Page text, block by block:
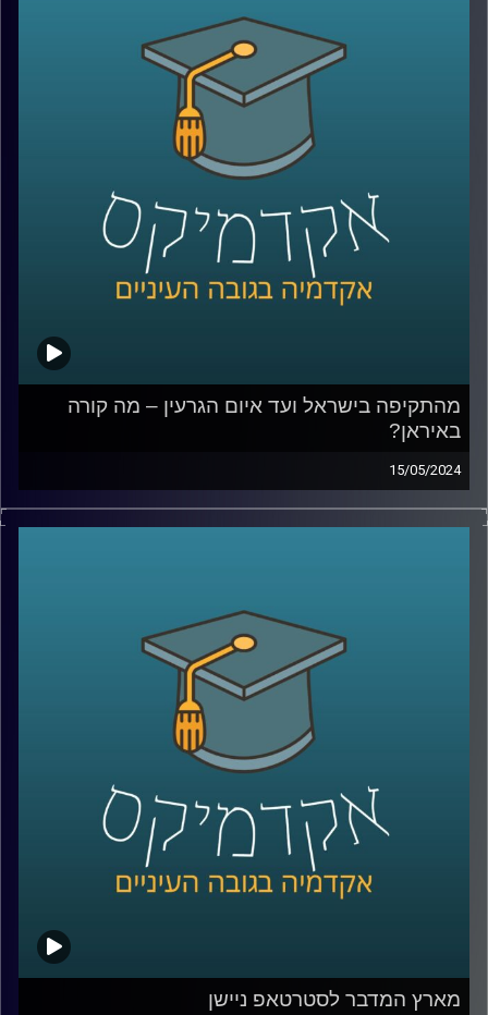
בעזה שבה איבד חמאס חלק ניכר מיכולותיו הצבאיות. רבים
סבורים שסינוואר פועל באופן שאינו רציונלי,לעומתם, יש
הטוענים שאמנם הוא פסיכופט, אך הוא מקבל החלטות
מחקר במעבדה לקבלת החלטות ממוחשבות באוניברסיטת
רייכמן מנסה להעריך את מידת הרציונליות בהחלטותיו של
סינוואר ולהבין את השיקולים והתהליכים המובילים להחלטות
אלו, תוך התחשבות במרכיבים פסיכולוגיים ואידאולוגיים.
אז איתנו כאן פרופ׳ אלכס מינץ, פרופ׳ אלכס מינץ, ראש
המעבדה לקבלת החלטות ממוחשבת, אוניברסיטת רייכמן.
מהתקיפה בישראל ועד איום הגרעין – מה קורה
באיראן?
15/05/2024
בליל ה- 14 באפריל, בזמן שאנחנו חיכינו בחרדה למתקפת
הטילים והכטב"מים מאיראן , היו כאלו גם בצד השני שנכנסו
ברשתות החברתיות הופצו תמונות וסרטונים של אנשים שרצים
להצטייד במצרכים ושתייה ואפילו בדלק מחשש לתגובת נגד
אז מה כל זה אומר על מה שקורה באיראן כרגע?
איתנו בפרק של היום ד״ר מאיר ג'בדנפר, מומחה לפוליטיקה
עכשווית של איראן, בבית הספר לאודר לממשל, דיפלומטיה
ואסטרטגיה באוניברסיטת רייכמן.
קרדיט תמונות:AudioVersity
מארץ המדבר לסטרטאפ ניישן